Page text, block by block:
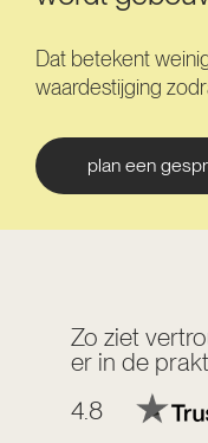
Dat betekent
waardestijging
plan een
Zo ziet
er in de
4.8